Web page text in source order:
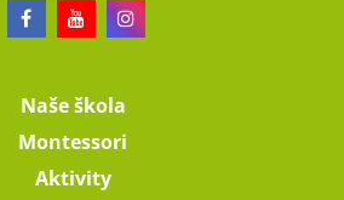
Naše škola
Montessori
Aktivity